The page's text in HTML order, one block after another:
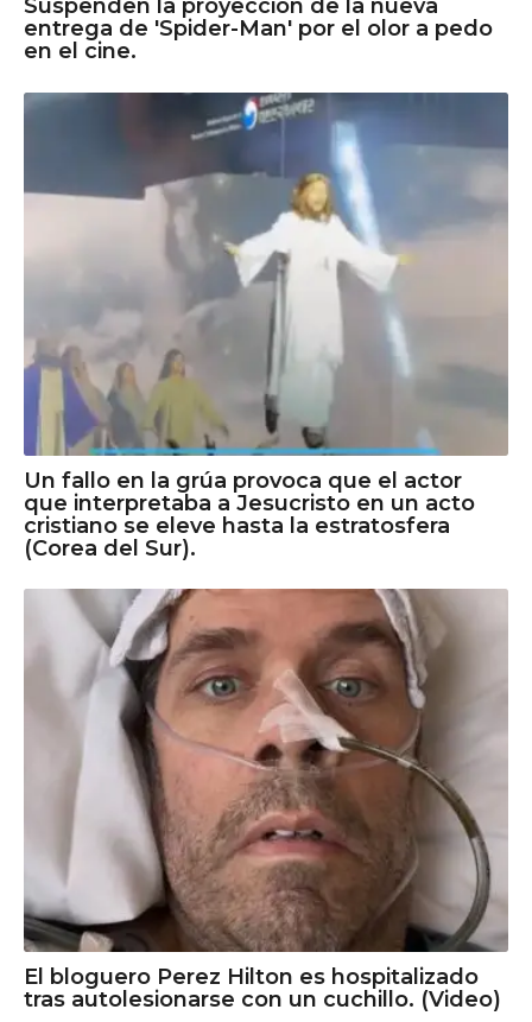
Suspenden la proyección de la nueva
entrega de 'Spider-Man' por el olor a pedo
en el cine.
Un fallo en la grúa provoca que el actor
que interpretaba a Jesucristo en un acto
cristiano se eleve hasta la estratosfera
(Corea del Sur).
El bloguero Perez Hilton es hospitalizado
tras autolesionarse con un cuchillo. (Video)